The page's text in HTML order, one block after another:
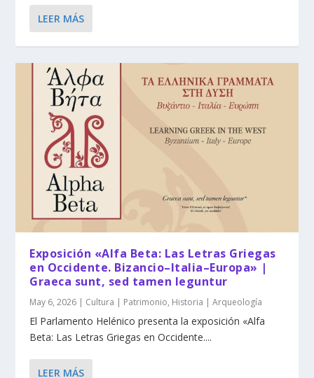
LEER MÁS
Exposición «Alfa Beta: Las Letras Griegas
en Occidente. Bizancio–Italia–Europa» |
Graeca sunt, sed tamen leguntur
May 6, 2026 | Cultura | Patrimonio, Historia | Arqueología
El Parlamento Helénico presenta la exposición «Alfa
Beta: Las Letras Griegas en Occidente....
LEER MÁS